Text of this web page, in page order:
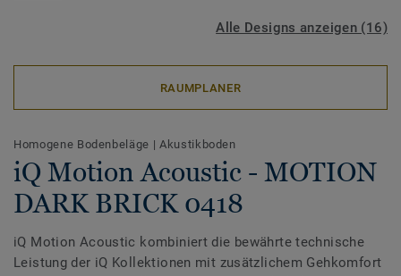
Alle Designs anzeigen (16)
RAUMPLANER
Homogene Bodenbeläge | Akustikboden
iQ Motion Acoustic - MOTION
DARK BRICK 0418
iQ Motion Acoustic kombiniert die bewährte technische
Leistung der iQ Kollektionen mit zusätzlichem Gehkomfort